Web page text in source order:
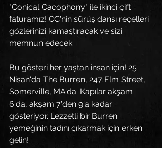
"Conical Cacophony" ile ikinci çift
faturamız! CC'nin sürüş dansı reçelleri
gözlerinizi kamaştıracak ve sizi
memnun edecek.
Bu gösteri her yaştan insan için! 25
Nisan'da The Burren, 247 Elm Street,
Somerville, MA'da. Kapılar akşam
6'da, akşam 7'den 9'a kadar
gösteriyor. Lezzetli bir Burren
yemeğinin tadını çıkarmak için erken
gelin!